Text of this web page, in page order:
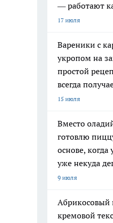
— работают
17 июля
Вареники с
укропом на
простой
всегда
15 июля
Вместо
готовлю
основе,
уже некуда
9 июля
Абрикосовый
кремовой